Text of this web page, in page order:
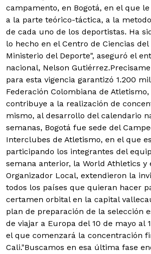
campamento, en Bogotá, en el que
a la parte teórico-táctica, a la
de cada uno de los deportistas. Ha
lo hecho en el Centro de Ciencias
Ministerio del Deporte", aseguró el
nacional, Nelson
para esta vigencia garantizó 1.200
Federación Colombiana de
contribuye a la realización de
mismo, al desarrollo del calendario
semanas, Bogotá fue sede del
Interclubes de Atletismo, en el que
participando los integrantes del
semana anterior, la World Athletics y
Organizador Local, extendieron la
todos los países que quieran hacer
certamen orbital en la capital
plan de preparación de la selección
de viajar a Europa del 10 de mayo al
el que comenzará la concentración
Cali."Buscamos en esa última fase